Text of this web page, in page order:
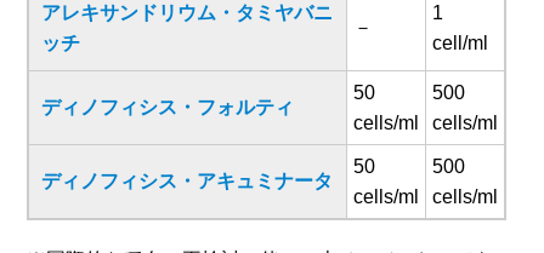
アレキサンドリウム・タミヤバニ
ッチ
－
1
cell/ml
ディノフィシス・フォルティ
50
cells/ml
500
cells/ml
ディノフィシス・アキュミナータ
50
cells/ml
500
cells/ml